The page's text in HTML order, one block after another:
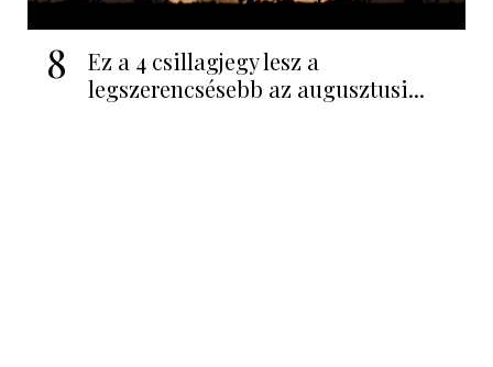
8
Ez a 4 csillagjegy lesz a
legszerencsésebb az augusztusi...